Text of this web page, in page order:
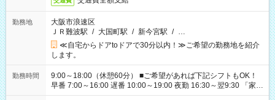
勤務地
大阪市浪速区
ＪＲ難波駅 / 大国町駅 / 新今宮駅 / …
≪自宅からドアtoドアで30分以内！≫ご希望の勤務地を紹介
します。
勤務時間
9:00～18:00（休憩60分） ■ご希望があれば下記シフトもOK！
早番 7:00～16:00 遅番 10:00～19:00 夜勤 16:30～翌9:30 「家族
と休みを合わせたい」 「余裕を持って夕飯の準備がしたい」